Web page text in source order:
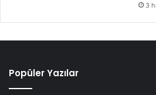
3
Popüler Yazılar